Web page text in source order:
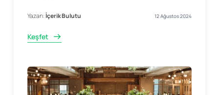
Yazan:İçerik Bulutu 12 Ağustos 2024
Keşfet